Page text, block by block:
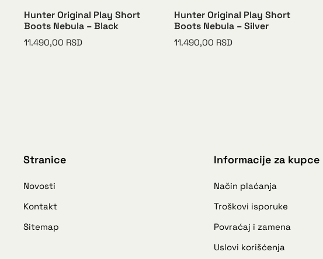
Hunter Original Play Short
Boots Nebula – Black
11.490,00 RSD
Hunter Original Play Short
Boots Nebula – Silver
11.490,00 RSD
Stranice
Novosti
Kontakt
Sitemap
Informacije za kupce
Način plaćanja
Troškovi isporuke
Povraćaj i zamena
Uslovi korišćenja